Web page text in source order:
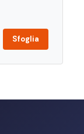
Sfoglia